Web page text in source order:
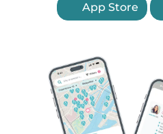
App Store